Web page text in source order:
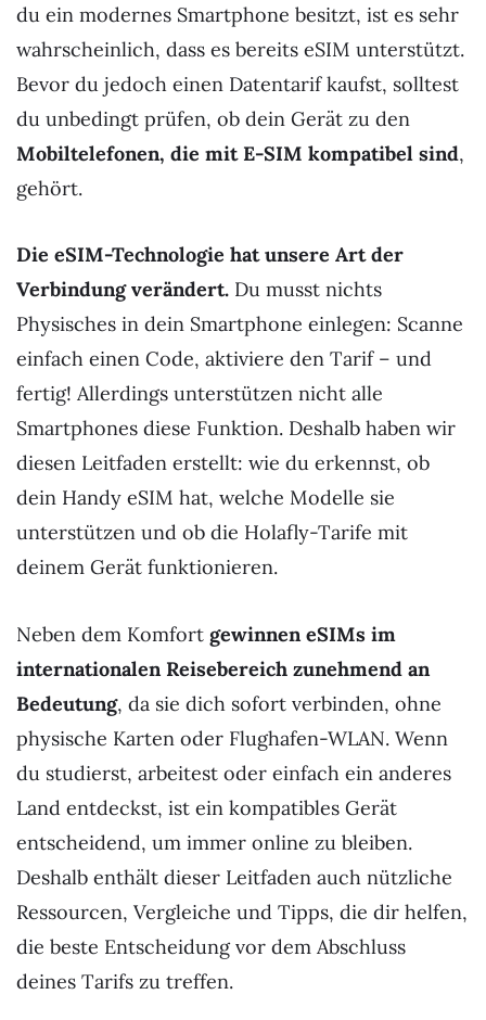
du ein modernes Smartphone besitzt, ist es sehr
wahrscheinlich, dass es bereits eSIM unterstützt.
Bevor du jedoch einen Datentarif kaufst, solltest
du unbedingt prüfen, ob dein Gerät zu den
Mobiltelefonen, die mit E-SIM kompatibel sind,
gehört.
Die eSIM-Technologie hat unsere Art der
Verbindung verändert. Du musst nichts
Physisches in dein Smartphone einlegen: Scanne
einfach einen Code, aktiviere den Tarif – und
fertig! Allerdings unterstützen nicht alle
Smartphones diese Funktion. Deshalb haben wir
diesen Leitfaden erstellt: wie du erkennst, ob
dein Handy eSIM hat, welche Modelle sie
unterstützen und ob die Holafly-Tarife mit
deinem Gerät funktionieren.
Neben dem Komfort gewinnen eSIMs im
internationalen Reisebereich zunehmend an
Bedeutung, da sie dich sofort verbinden, ohne
physische Karten oder Flughafen-WLAN. Wenn
du studierst, arbeitest oder einfach ein anderes
Land entdeckst, ist ein kompatibles Gerät
entscheidend, um immer online zu bleiben.
Deshalb enthält dieser Leitfaden auch nützliche
Ressourcen, Vergleiche und Tipps, die dir helfen,
die beste Entscheidung vor dem Abschluss
deines Tarifs zu treffen.